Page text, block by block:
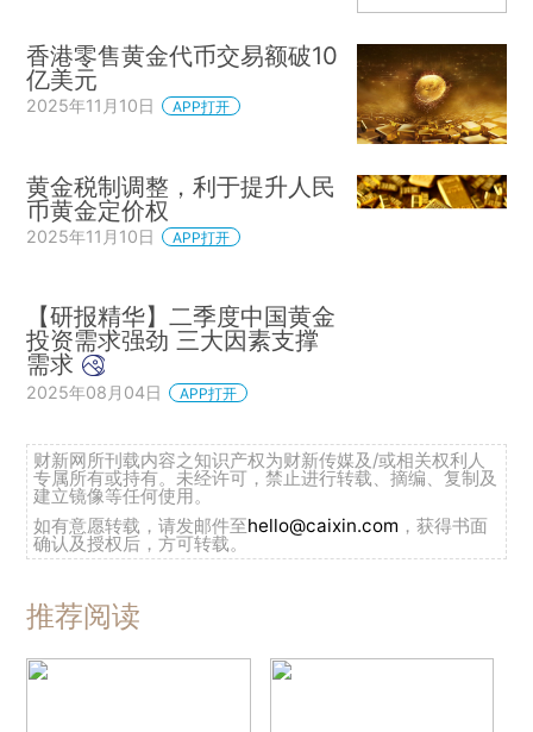
香港零售黄金代币交易额破10
亿美元
2025年11月10日 APP打开
黄金税制调整，利于提升人民
币黄金定价权
2025年11月10日 APP打开
【研报精华】二季度中国黄金
投资需求强劲 三大因素支撑
需求
2025年08月04日 APP打开
财新网所刊载内容之知识产权为财新传媒及/或相关权利人
专属所有或持有。未经许可，禁止进行转载、摘编、复制及
建立镜像等任何使用。
如有意愿转载，请发邮件至hello@caixin.com ，获得书面
确认及授权后，方可转载。
推荐阅读